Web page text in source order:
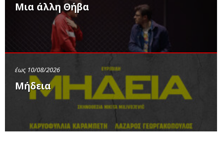
Μια άλλη Θήβα
έως 10/08/2026
Μήδεια